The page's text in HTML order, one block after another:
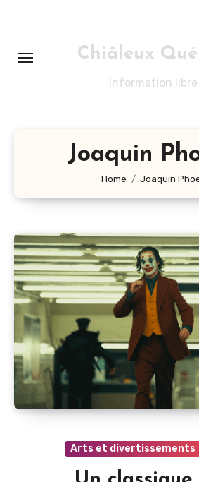
Chiâleux
Information libre
Joaquin
Home Joaquin
Arts et divertissements